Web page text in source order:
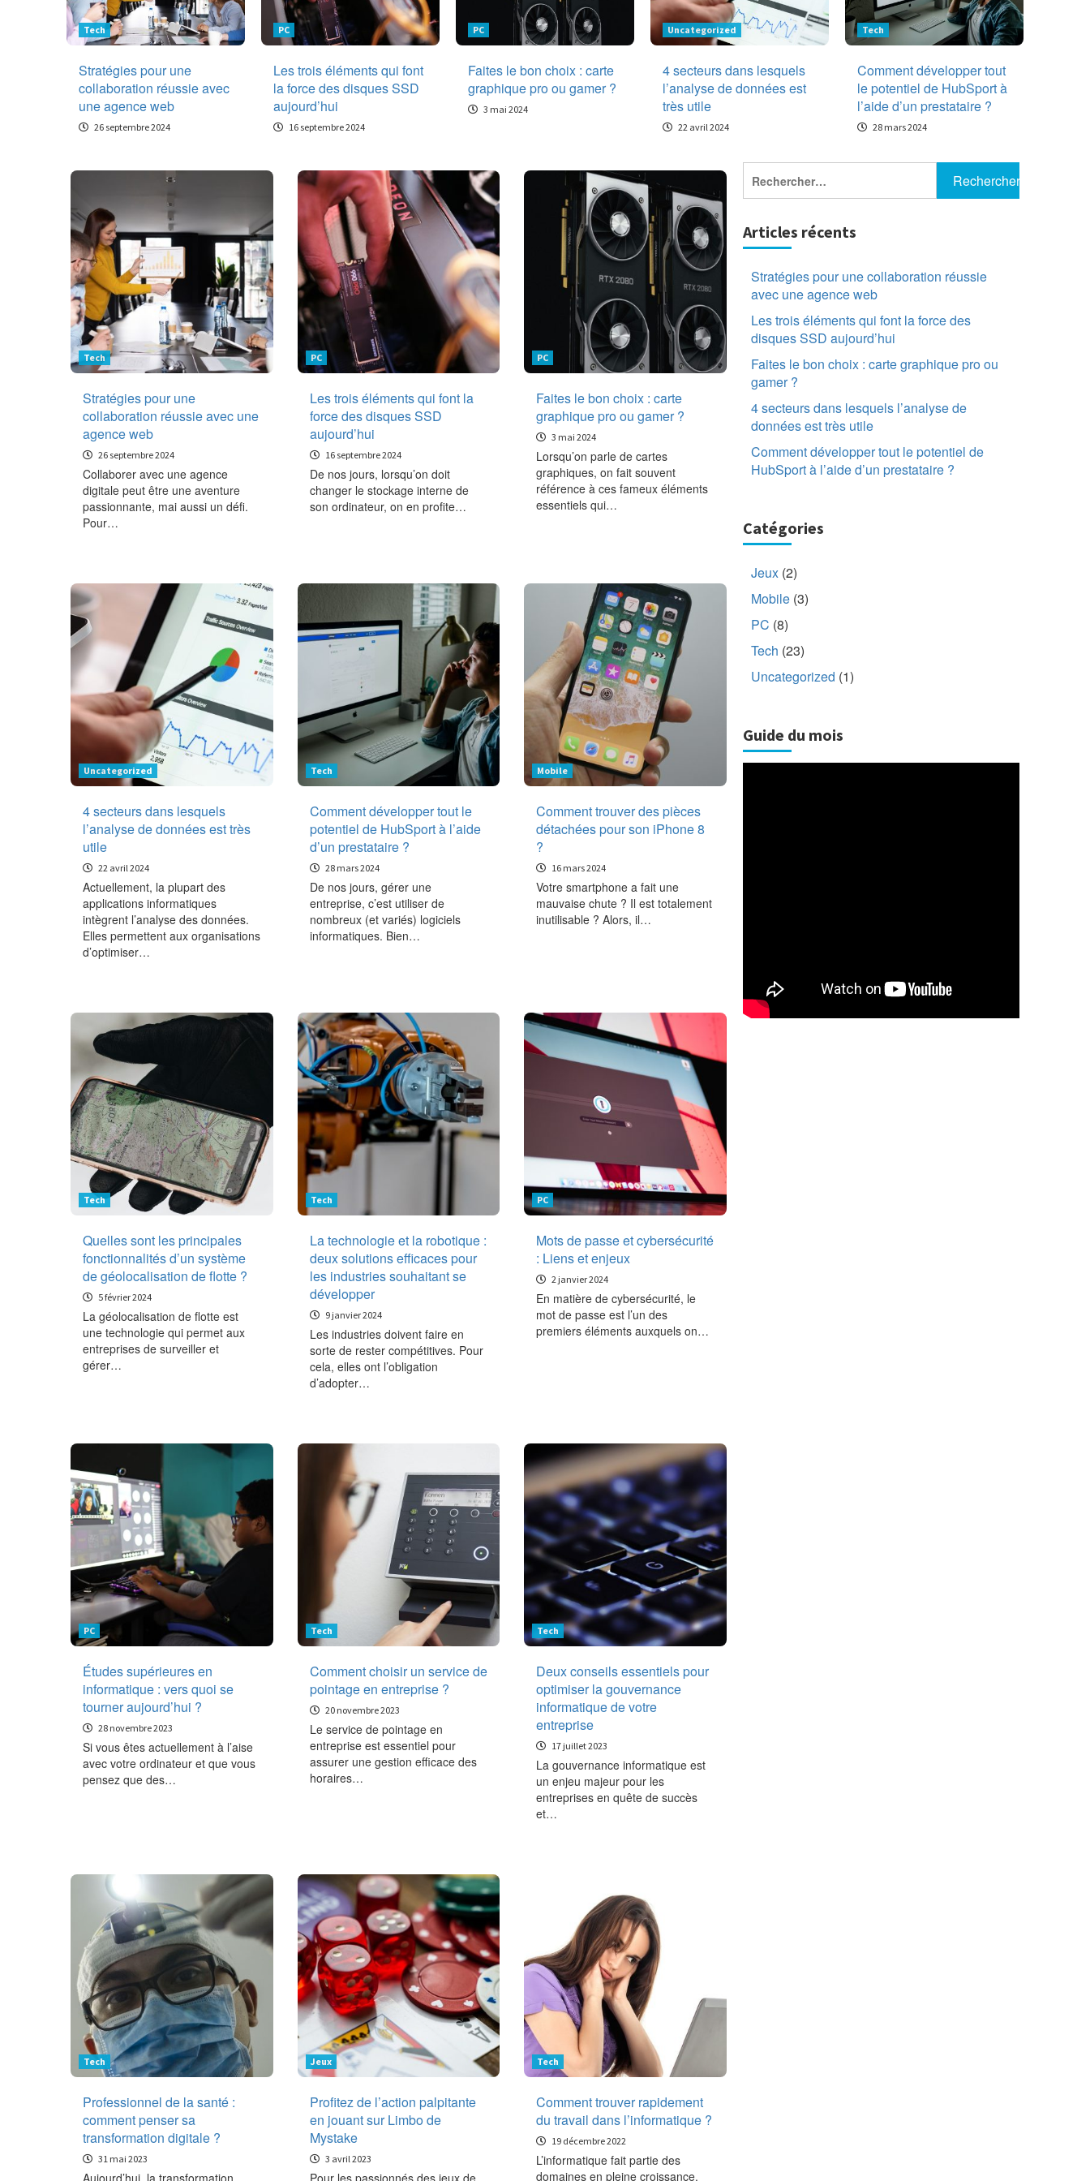
1
Tech
Stratégies pour une
avec une agence
web
2
PC
Les trois éléments
disques SSD
4
4 secteurs dans
lesquels l’analyse de
données est très
utile
5
Comment
développer tout le
HubSport à l’aide
d’un prestataire ?
Tech
Stratégies pour une
collaboration réussie avec
une agence web
26 septembre 2024
PC
Les trois éléments qui font
la force des disques SSD
aujourd’hui
16 septembre 2024
PC
Faites le bon choix : carte
graphique pro ou gamer ?
3 mai 2024
Uncategorized
4 secteurs dans lesquels
l’analyse de données est
très utile
22 avril 2024
Tech
Comment développer tout
le potentiel de HubSport à
l’aide d’un prestataire ?
28 mars 2024
Tech
Stratégies pour une
collaboration réussie avec une
agence web
26 septembre 2024
Collaborer avec une agence
digitale peut être une aventure
passionnante, mai aussi un défi.
Pour…
PC
Les trois éléments qui font la
force des disques SSD
aujourd’hui
16 septembre 2024
De nos jours, lorsqu’on doit
changer le stockage interne de
son ordinateur, on en profite…
PC
Faites le bon choix : carte
graphique pro ou gamer ?
3 mai 2024
Lorsqu’on parle de cartes
graphiques, on fait souvent
référence à ces fameux éléments
essentiels qui…
Uncategorized
4 secteurs dans lesquels
l’analyse de données est très
utile
22 avril 2024
Actuellement, la plupart des
applications informatiques
intègrent l’analyse des données.
Elles permettent aux organisations
d’optimiser…
Tech
Comment développer tout le
potentiel de HubSport à l’aide
d’un prestataire ?
28 mars 2024
De nos jours, gérer une
entreprise, c’est utiliser de
nombreux (et variés) logiciels
informatiques. Bien…
Mobile
Comment trouver des pièces
détachées pour son iPhone 8
?
16 mars 2024
Votre smartphone a fait une
mauvaise chute ? Il est totalement
inutilisable ? Alors, il…
Tech
Quelles sont les principales
fonctionnalités d’un système
de géolocalisation de flotte ?
5 février 2024
La géolocalisation de flotte est
une technologie qui permet aux
entreprises de surveiller et
gérer…
Tech
La technologie et la robotique :
deux solutions efficaces pour
les industries souhaitant se
développer
9 janvier 2024
Les industries doivent faire en
sorte de rester compétitives. Pour
cela, elles ont l’obligation
d’adopter…
PC
Mots de passe et cybersécurité
: Liens et enjeux
2 janvier 2024
En matière de cybersécurité, le
mot de passe est l’un des
premiers éléments auxquels on…
PC
Études supérieures en
informatique : vers quoi se
tourner aujourd’hui ?
28 novembre 2023
Si vous êtes actuellement à l’aise
avec votre ordinateur et que vous
pensez que des…
Tech
Comment choisir un service de
pointage en entreprise ?
20 novembre 2023
Le service de pointage en
entreprise est essentiel pour
assurer une gestion efficace des
horaires…
Tech
Deux conseils essentiels pour
optimiser la gouvernance
informatique de votre
entreprise
17 juillet 2023
La gouvernance informatique est
un enjeu majeur pour les
entreprises en quête de succès
et…
Tech
Professionnel de la santé :
comment penser sa
transformation digitale ?
31 mai 2023
Jeux
Profitez de l’action palpitante
en jouant sur Limbo de
Mystake
3 avril 2023
Tech
Comment trouver rapidement
du travail dans l’informatique ?
19 décembre 2022
L’informatique fait partie des
domaines en pleine croissance.
Articles récents
Stratégies pour une collaboration réussie
avec une agence web
Les trois éléments qui font la force des
disques SSD aujourd’hui
Faites le bon choix : carte graphique pro ou
gamer ?
4 secteurs dans lesquels l’analyse de
données est très utile
Comment développer tout le potentiel de
HubSport à l’aide d’un prestataire ?
Catégories
Jeux (2)
Mobile (3)
PC (8)
Tech (23)
Uncategorized (1)
Guide du mois